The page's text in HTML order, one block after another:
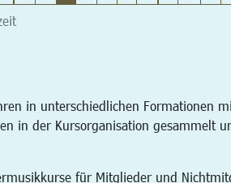
in unterschiedlichen Formationen
in der Kursorganisation gesammelt
für Mitglieder und